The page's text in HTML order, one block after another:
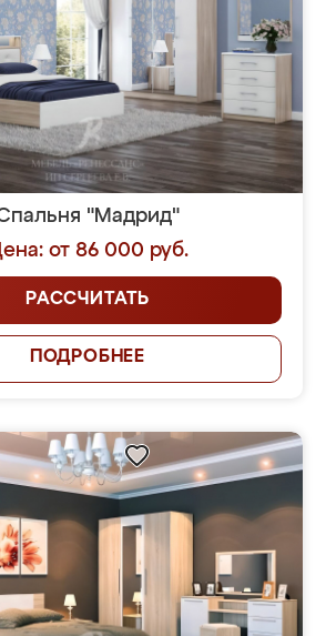
"Мадрид"
от 86 000 руб.
РАССЧИТАТЬ
ПОДРОБНЕЕ